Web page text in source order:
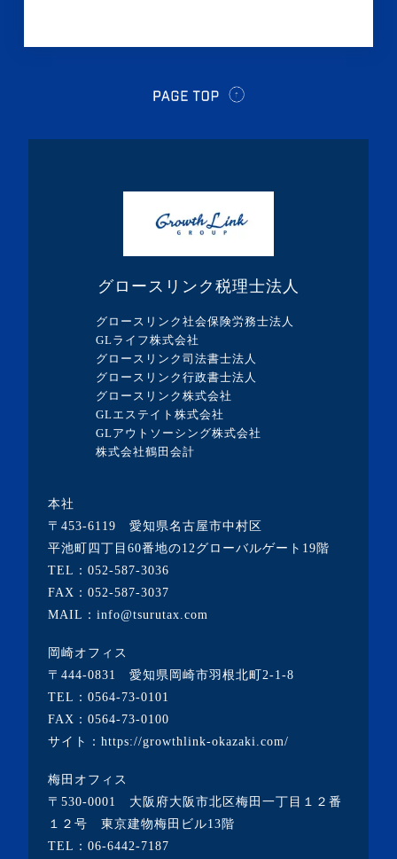
・2023年9月(5記事)
・2023年8月(13記事)
・2023年7月(9記事)
・2023年6月(1記事)
・2023年5月(3記事)
・2023年4月(4記事)
・2023年2月(2記事)
・2023年1月(1記事)
・2022年12月(2記事)
・2022年9月(1記事)
・2022年8月(1記事)
・2022年7月(2記事)
・2022年5月(1記事)
・2022年4月(2記事)
・2022年3月(3記事)
グロースリンク税理士法人
グロースリンク社会保険労務士法人
GLライフ株式会社
グロースリンク司法書士法人
グロースリンク行政書士法人
グロースリンク株式会社
GLエステイト株式会社
GLアウトソーシング株式会社
株式会社鶴田会計
本社
〒453-6119 愛知県名古屋市中村区
平池町四丁目60番地の12グローバルゲート19階
TEL： 052-587-3036
FAX：052-587-3037
MAIL：info@tsurutax.com
岡崎オフィス
〒444-0831 愛知県岡崎市羽根北町2-1-8
TEL： 0564-73-0101
FAX：0564-73-0100
サイト： https://growthlink-okazaki.com/
梅田オフィス
〒530-0001 大阪府大阪市北区梅田一丁目１２番
１２号 東京建物梅田ビル13階
TEL： 06-6442-7187